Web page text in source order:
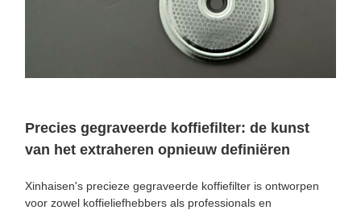
Precies gegraveerde koffiefilter: de kunst
van het extraheren opnieuw definiëren
Xinhaisen's precieze gegraveerde koffiefilter is ontworpen
voor zowel koffieliefhebbers als professionals en